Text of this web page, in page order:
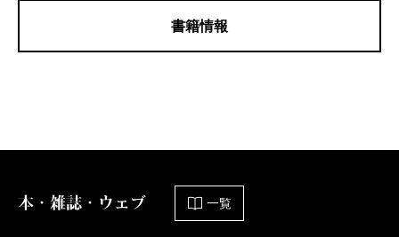
書籍情報
本・雑誌・ウェブ 一覧